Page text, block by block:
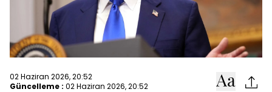
02 Haziran 2026, 20:52
Güncelleme : 02 Haziran 2026, 20:52